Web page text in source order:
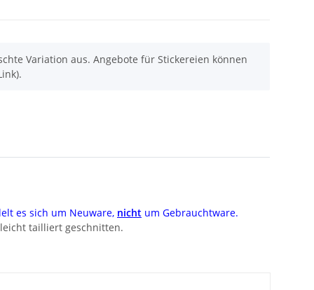
Variation aus. Angebote für Stickereien können
es sich um Neuware, nicht um Gebrauchtware.
tailliert geschnitten.